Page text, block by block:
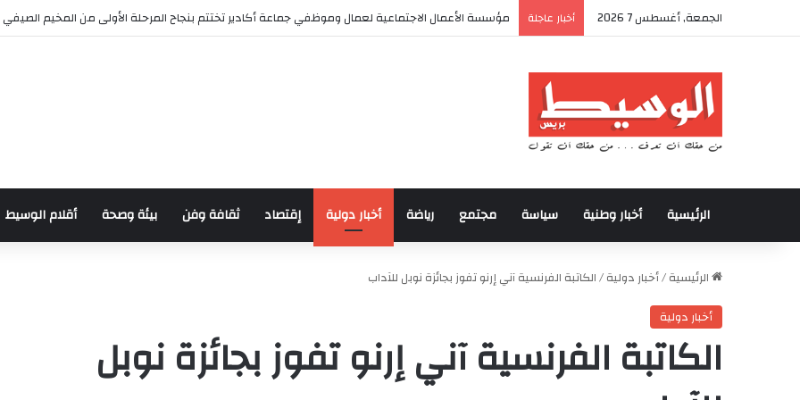
الجمعة, أغسطس 7 2026 أخبار عاجلة مؤسسة الأعمال الاجتماعية لعمال وموظفي جماعة أكادير تختتم بنجاح المرحلة الأولى من المخيم الصيفي
الرئيسية أخبار وطنية سياسة مجتمع رياضة أخبار دولية إقتصاد ثقافة وفن بيئة وصحة أقلام الوسيط
الرئيسية/أخبار دولية/الكاتبة الفرنسية آني إرنو تفوز بجائزة نوبل للآداب
أخبار دولية
الكاتبة الفرنسية آني إرنو تفوز بجائزة نوبل